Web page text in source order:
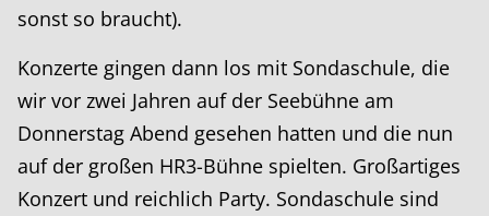
sonst so braucht).
Konzerte gingen dann los mit Sondaschule, die
wir vor zwei Jahren auf der Seebühne am
Donnerstag Abend gesehen hatten und die nun
auf der großen HR3-Bühne spielten. Großartiges
Konzert und reichlich Party. Sondaschule sind